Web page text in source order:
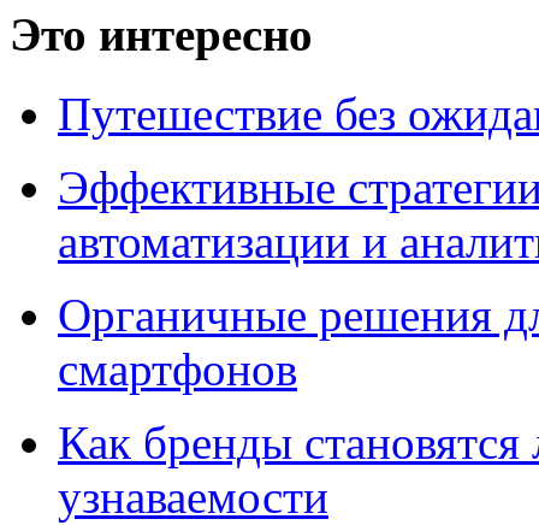
Это интересно
Путешествие без
Эффективные
автоматизации и
Органичные решения
смартфонов
Как бренды
узнаваемости